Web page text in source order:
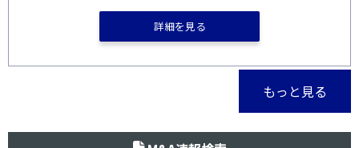
詳細を見る
もっと見る